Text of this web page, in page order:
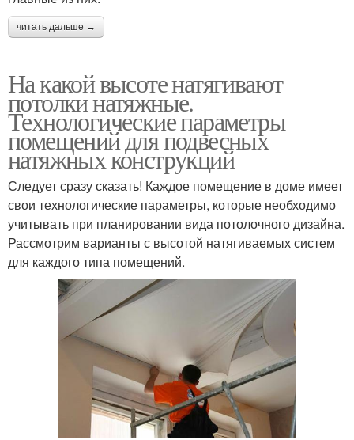
читать дальше →
На какой высоте натягивают
потолки натяжные.
Технологические параметры
помещений для подвесных
натяжных конструкций
Следует сразу сказать! Каждое помещение в доме имеет
свои технологические параметры, которые необходимо
учитывать при планировании вида потолочного дизайна.
Рассмотрим варианты с высотой натягиваемых систем
для каждого типа помещений.